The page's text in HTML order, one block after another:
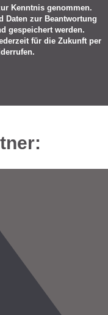
Kenntnis genommen.
Daten zur Beantwortung
gespeichert werden.
für die Zukunft per